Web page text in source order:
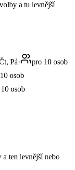
a tu levnější
Pá·
pro 10 osob
osob
osob
ten levnější nebo